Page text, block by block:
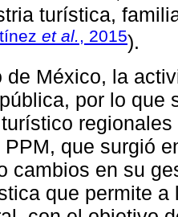
turística,
et al., 2015).
de México, la
por lo que
que surgió
cambios en su
que permite